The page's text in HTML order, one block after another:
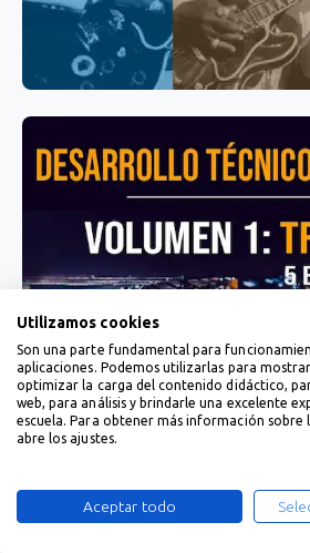
Utilizamos cookies
Son una parte fundamental para
aplicaciones. Podemos utilizarlas para
optimizar la carga del contenido didáctico,
web, para análisis y brindarle una excelente
escuela. Para obtener más información sobre
abre los ajustes.
Aceptar todo